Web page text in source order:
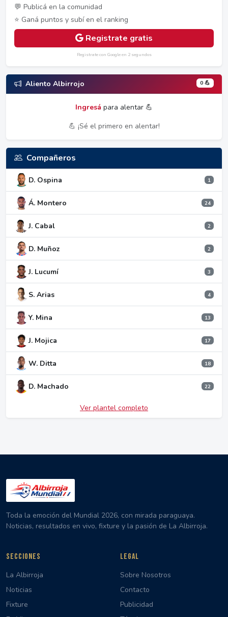
💬 Publicá en la comunidad
⭐ Ganá puntos y subí en el ranking
Registrate gratis
Registrate con Google en 2 segundos
Aliento Albirrojo 0 💪
Ingresá para alentar 💪
💪 ¡Sé el primero en alentar!
Compañeros
D. Ospina 1
Á. Montero 24
J. Cabal 2
D. Muñoz 2
J. Lucumí 3
S. Arias 4
Y. Mina 13
J. Mojica 17
W. Ditta 18
D. Machado 22
Ver plantel completo
Toda la emoción del Mundial 2026, con mirada paraguaya.
Noticias, resultados en vivo, fixture y la pasión de La Albirroja.
SECCIONES
La Albirroja
Noticias
Fixture
LEGAL
Sobre Nosotros
Contacto
Publicidad